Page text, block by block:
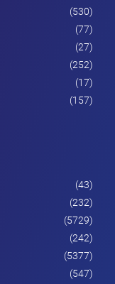
(530)
(77)
(27)
(252)
(17)
(157)
(43)
(232)
(5729)
(242)
(5377)
(547)